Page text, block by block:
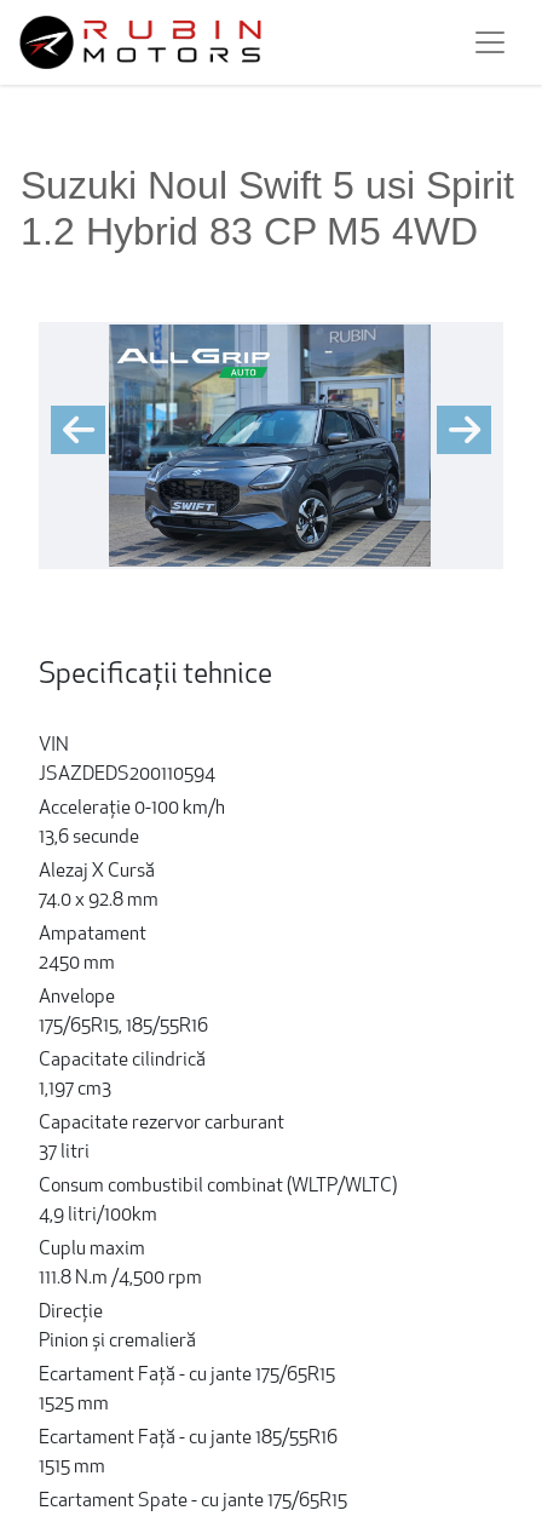
Suzuki Noul Swift 5 usi Spirit
1.2 Hybrid 83 CP M5 4WD
Specificații tehnice
VIN
JSAZDEDS200110594
Accelerație 0-100 km/h
13,6 secunde
Alezaj X Cursă
74.0 x 92.8 mm
Ampatament
2450 mm
Anvelope
175/65R15, 185/55R16
Capacitate cilindrică
1,197 cm3
Capacitate rezervor carburant
37 litri
Consum combustibil combinat (WLTP/WLTC)
4,9 litri/100km
Cuplu maxim
111.8 N.m /4,500 rpm
Direcție
Pinion și cremalieră
Ecartament Față - cu jante 175/65R15
1525 mm
Ecartament Față - cu jante 185/55R16
1515 mm
Ecartament Spate - cu jante 175/65R15